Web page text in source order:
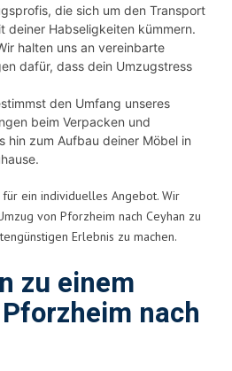
die sich um den Transport
deiner Habseligkeiten kümmern.
halten uns an vereinbarte
dafür, dass dein Umzugstress
den Umfang unseres
beim Verpacken und
hin zum Aufbau deiner Möbel in
ein individuelles Angebot. Wir
von Pforzheim nach Ceyhan zu
Erlebnis zu machen.
zu einem
nach